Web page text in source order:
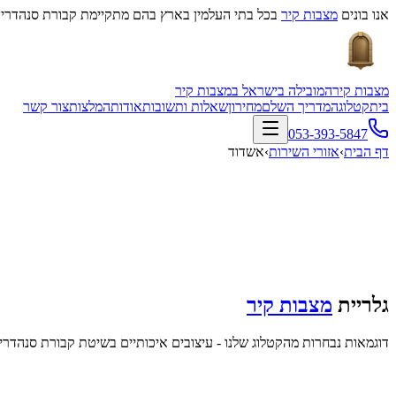
אנו בונים מצבות קיר בכל בתי העלמין בארץ בהם מתקיימת קבורת
מצבות קירהמובילה בישראל במצבות קיר
ביתקטלוגהמדריך השלםמחירוןשאלות ותשובותאודותהמלצותצור קשר
053-393-5847
דף הבית›אזורי השירות›אשדוד
גלריית מצבות קיר
דוגמאות נבחרות מהקטלוג שלנו - עיצובים איכותיים בשיטת קבורת